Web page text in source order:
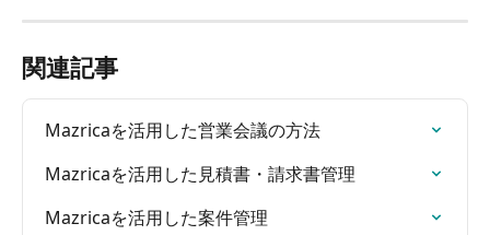
関連記事
Mazricaを活用した営業会議の方法
Mazricaを活用した見積書・請求書管理
Mazricaを活用した案件管理